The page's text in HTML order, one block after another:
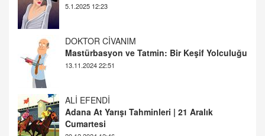
5.1.2025 12:23
DOKTOR CİVANIM
Mastürbasyon ve Tatmin: Bir Keşif Yolculuğu
13.11.2024 22:51
ALİ EFENDİ
Adana At Yarışı Tahminleri | 21 Aralık
Cumartesi